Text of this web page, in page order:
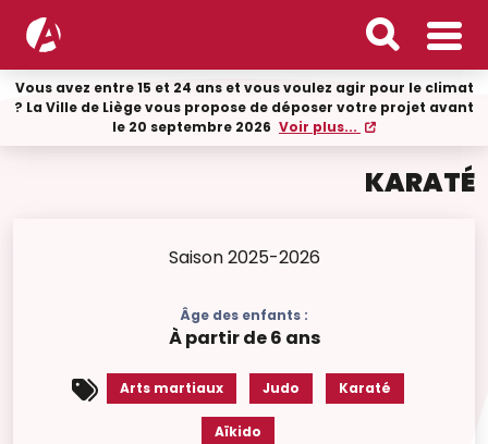
Vous avez entre 15 et 24 ans et vous voulez agir pour le climat
? La Ville de Liège vous propose de déposer votre projet avant
le 20 septembre 2026 Voir plus...
KARATÉ
Saison 2025-2026
Âge des enfants :
À partir de 6 ans
Arts martiaux Judo Karaté
Aïkido